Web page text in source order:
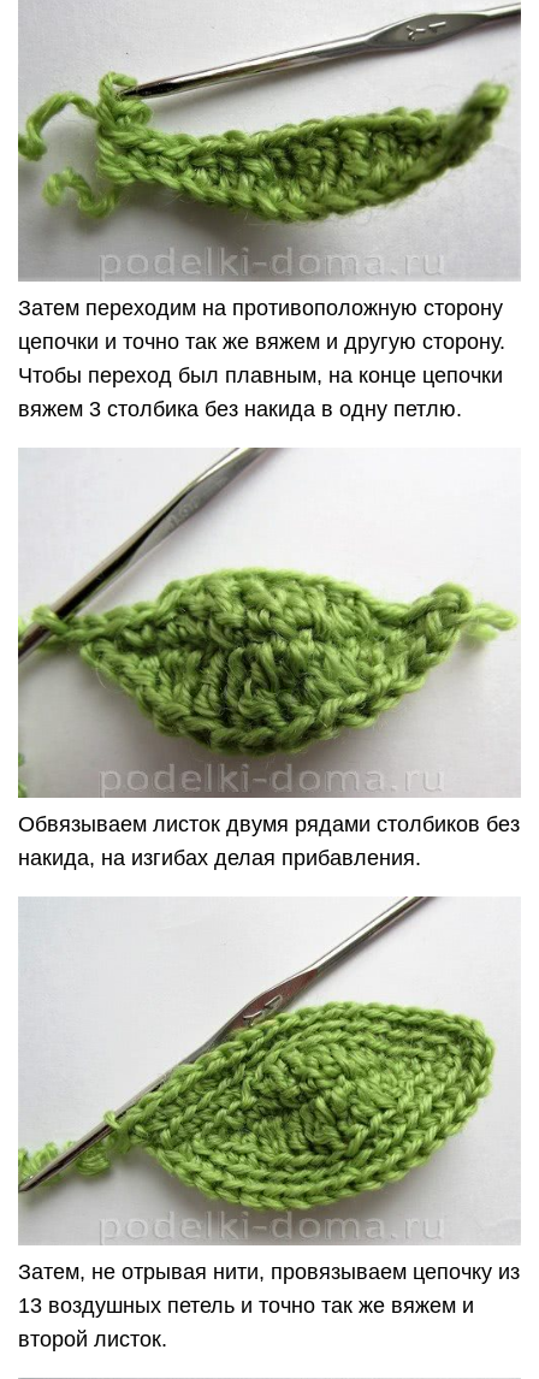
Затем переходим на противоположную сторону
цепочки и точно так же вяжем и другую сторону.
Чтобы переход был плавным, на конце цепочки
вяжем 3 столбика без накида в одну петлю.
Обвязываем листок двумя рядами столбиков без
накида, на изгибах делая прибавления.
Затем, не отрывая нити, провязываем цепочку из
13 воздушных петель и точно так же вяжем и
второй листок.